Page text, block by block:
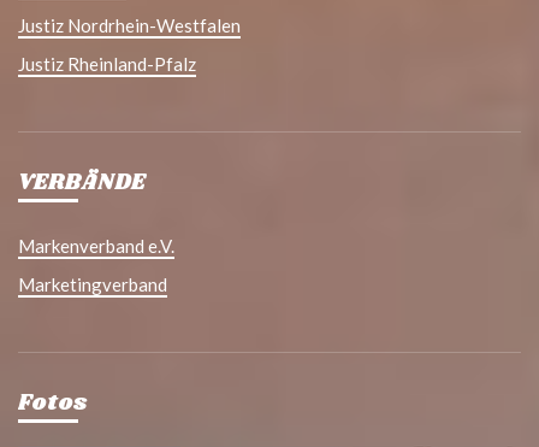
Justiz Nordrhein-Westfalen
Justiz Rheinland-Pfalz
VERBÄNDE
Markenverband e.V.
Marketingverband
Fotos